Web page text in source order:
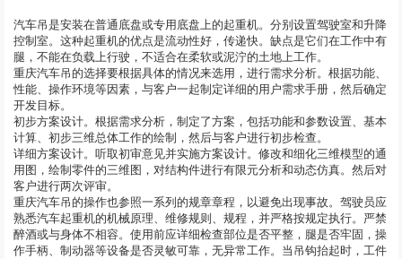
汽车吊是安装在普通底盘或专用底盘上的起重机。分别设置驾驶室和升降
控制室。这种起重机的优点是流动性好，传递快。缺点是它们在工作中有
腿，不能在负载上行驶，不适合在柔软或泥泞的土地上工作。
重庆汽车吊的选择要根据具体的情况来选用，进行需求分析。根据功能、
性能、操作环境等因素，与客户一起制定详细的用户需求手册，然后确定
开发目标。
初步方案设计。根据需求分析，制定了方案，包括功能和参数设置、基本
计算、初步三维总体工作的绘制，然后与客户进行初步检查。
详细方案设计。听取初审意见并实施方案设计。修改和细化三维模型的通
用图，绘制零件的三维图，对结构件进行有限元分析和动态仿真。然后对
客户进行两次评审。
重庆汽车吊的操作也参照一系列的规章章程，以避免出现事故。驾驶员应
熟悉汽车起重机的机械原理、维修规则、规程，并严格按规定执行。严禁
醉酒或与身体不相容。使用前应详细检查部位是否平整，腿是否牢固，操
作手柄、制动器等设备是否灵敏可靠，无异常工作。当吊钩抬起时，工件